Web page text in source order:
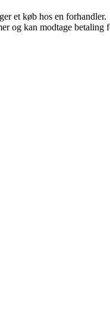
et køb hos en forhandler.
og kan modtage